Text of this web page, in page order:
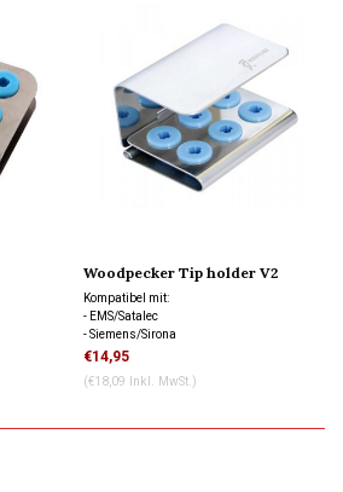
Woodpecker Tip holder V2
Kompatibel mit:
- EMS/Satalec
- Siemens/Sirona
- Kavo/NSK
€14,95
(€18,09 Inkl. MwSt.)